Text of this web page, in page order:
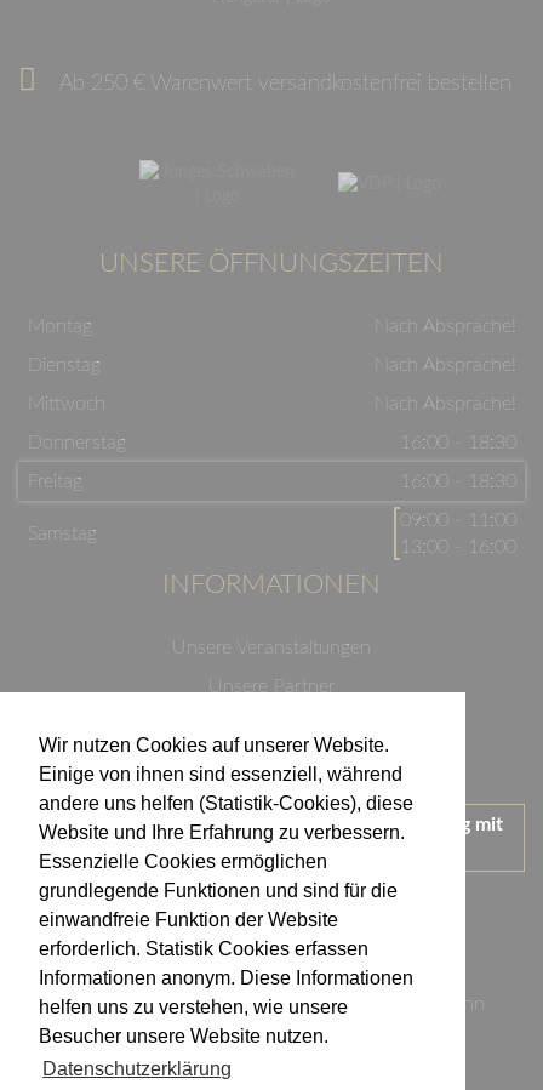
Wir nutzen Cookies auf unserer Website.
Einige von ihnen sind essenziell, während
andere uns helfen (Statistik-Cookies), diese
Website und Ihre Erfahrung zu verbessern.
Essenzielle Cookies ermöglichen
grundlegende Funktionen und sind für die
einwandfreie Funktion der Website
erforderlich. Statistik Cookies erfassen
Informationen anonym. Diese Informationen
helfen uns zu verstehen, wie unsere
Besucher unsere Website nutzen.
Datenschutzerklärung
Ab 250 € Warenwert versandkostenfrei bestellen
UNSERE ÖFFNUNGSZEITEN
Montag
Nach Absprache!
Dienstag
Nach Absprache!
Mittwoch
Nach Absprache!
Donnerstag
16:00 - 18:30
Freitag
16:00 - 18:30
Samstag
09:00 - 11:00
13:00 - 16:00
INFORMATIONEN
Unsere Veranstaltungen
Unsere Partner
Impressum
Wir treten für einen verantwortungsvollen Umgang mit
Alkohol ein.
KONTAKT
Weingut Kistenmacher & Hengerer
Eugen-Nägele-Straße 23-25, 74074 Heilbronn
info@kistenmacher-hengerer.de